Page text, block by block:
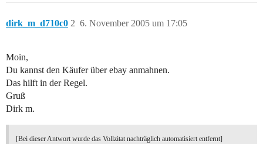
dirk_m_d710c0 6. November 2005 um 17:05
2
Moin,
Du kannst den Käufer über ebay anmahnen.
Das hilft in der Regel.
Gruß
Dirk m.
[Bei dieser Antwort wurde das Vollzitat nachträglich automatisiert entfernt]